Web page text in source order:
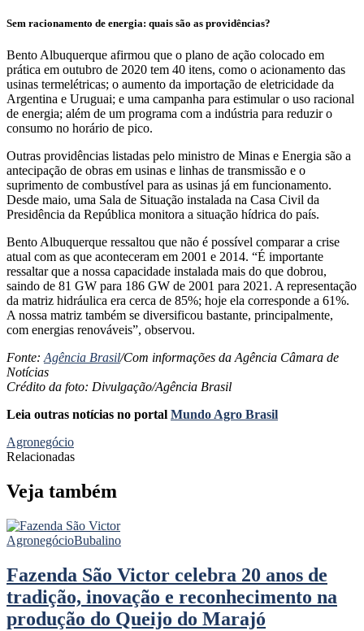
Sem racionamento de energia: quais são as providências?
Bento Albuquerque afirmou que o plano de ação colocado em
prática em outubro de 2020 tem 40 itens, como o acionamento das
usinas termelétricas; o aumento da importação de eletricidade da
Argentina e Uruguai; e uma campanha para estimular o uso racional
de energia; além de um programa com a indústria para reduzir o
consumo no horário de pico.
Outras providências listadas pelo ministro de Minas e Energia são a
antecipação de obras em usinas e linhas de transmissão e o
suprimento de combustível para as usinas já em funcionamento.
Desde maio, uma Sala de Situação instalada na Casa Civil da
Presidência da República monitora a situação hídrica do país.
Bento Albuquerque ressaltou que não é possível comparar a crise
atual com as que aconteceram em 2001 e 2014. “É importante
ressaltar que a nossa capacidade instalada mais do que dobrou,
saindo de 81 GW para 186 GW de 2001 para 2021. A representação
da matriz hidráulica era cerca de 85%; hoje ela corresponde a 61%.
A nossa matriz também se diversificou bastante, principalmente,
com energias renováveis”, observou.
Fonte:Agência Brasil/Com informações da Agência Câmara de
Notícias
Crédito da foto: Divulgação/Agência Brasil
Leia outras notícias no portal Mundo Agro Brasil
Agronegócio
Relacionadas
Veja também
AgronegócioBubalino
Fazenda São Victor celebra 20 anos de
tradição, inovação e reconhecimento na
produção do Queijo do Marajó